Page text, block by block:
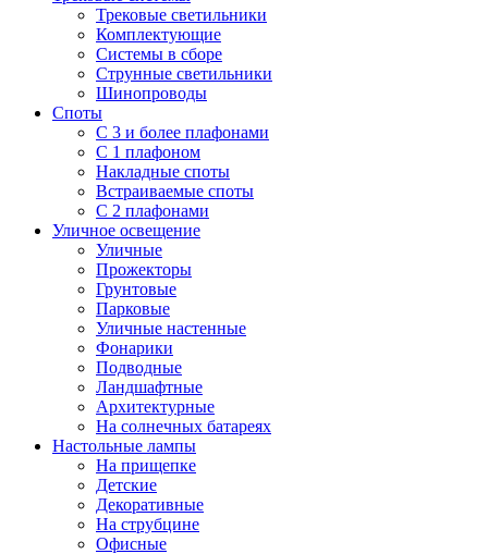
Трековые светильники
Комплектующие
Системы в сборе
Струнные светильники
Шинопроводы
Споты
С 3 и более плафонами
С 1 плафоном
Накладные споты
Встраиваемые споты
С 2 плафонами
Уличное освещение
Уличные
Прожекторы
Грунтовые
Парковые
Уличные настенные
Фонарики
Подводные
Ландшафтные
Архитектурные
На солнечных батареях
Настольные лампы
На прищепке
Детские
Декоративные
На струбцине
Офисные